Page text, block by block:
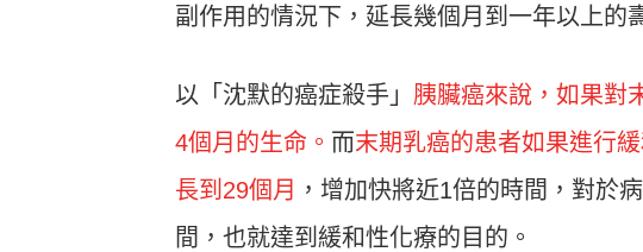
副作用的情況下，延長幾個月到一年以上的
以「沈默的癌症殺手」 胰臟癌來說，如果對
4個月的生命。 而末期乳癌的患者如果進行
長到29個月 ，增加快將近1倍的時間，對於
間，也就達到緩和性化療的目的。